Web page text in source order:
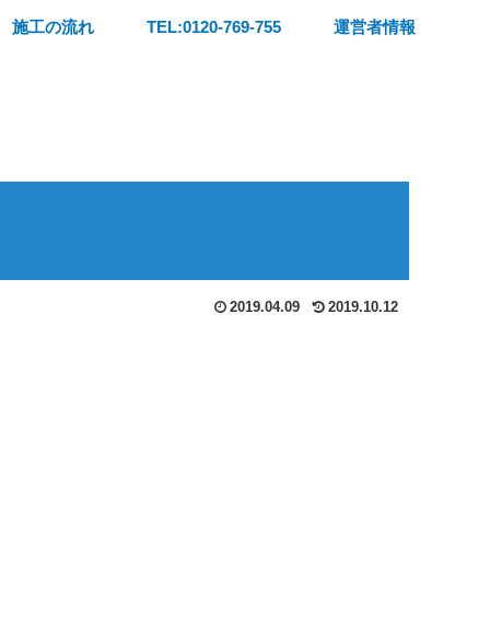
施工の流れ TEL:0120-769-755 運営者情報
2019.04.09 2019.10.12